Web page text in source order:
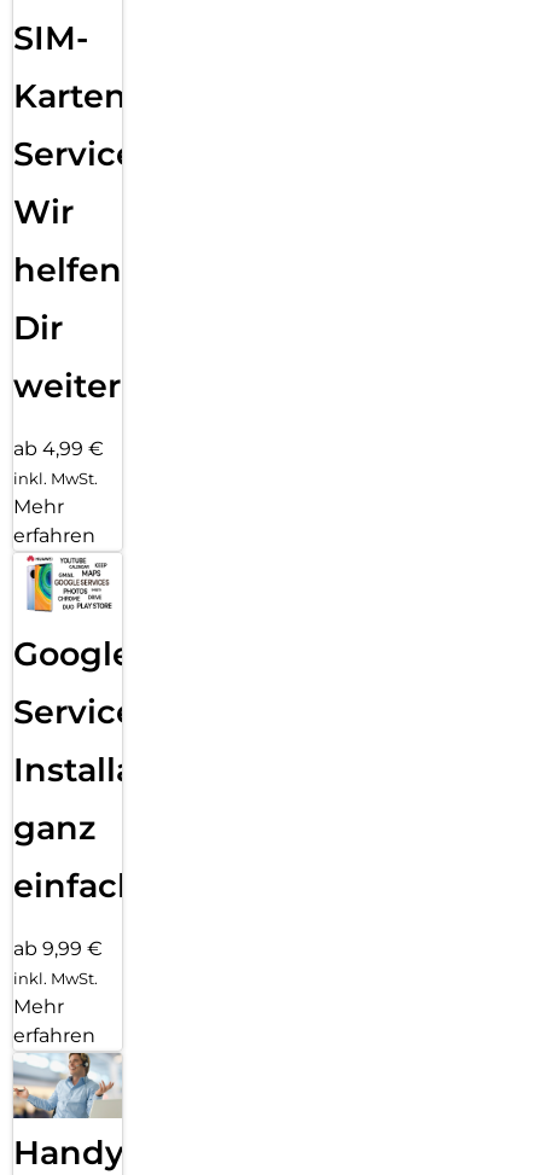
SIM-
Karten
Service:
Wir
helfen
Dir
weiter
ab 4,99 €
inkl. MwSt.
Mehr
erfahren
Google
Services
Installation
ganz
einfach
ab 9,99 €
inkl. MwSt.
Mehr
erfahren
Handy